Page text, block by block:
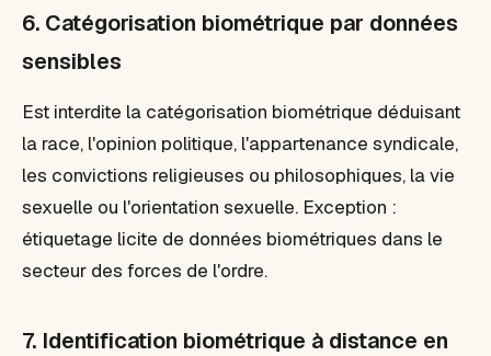
6. Catégorisation biométrique par données
sensibles
Est interdite la catégorisation biométrique déduisant
la race, l'opinion politique, l'appartenance syndicale,
les convictions religieuses ou philosophiques, la vie
sexuelle ou l'orientation sexuelle. Exception :
étiquetage licite de données biométriques dans le
secteur des forces de l'ordre.
7. Identification biométrique à distance en